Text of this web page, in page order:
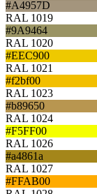
#A4957D
RAL 1019
#9A9464
RAL 1020
#EEC900
RAL 1021
#f2bf00
RAL 1023
#b89650
RAL 1024
#F5FF00
RAL 1026
#a4861a
RAL 1027
#FFAB00